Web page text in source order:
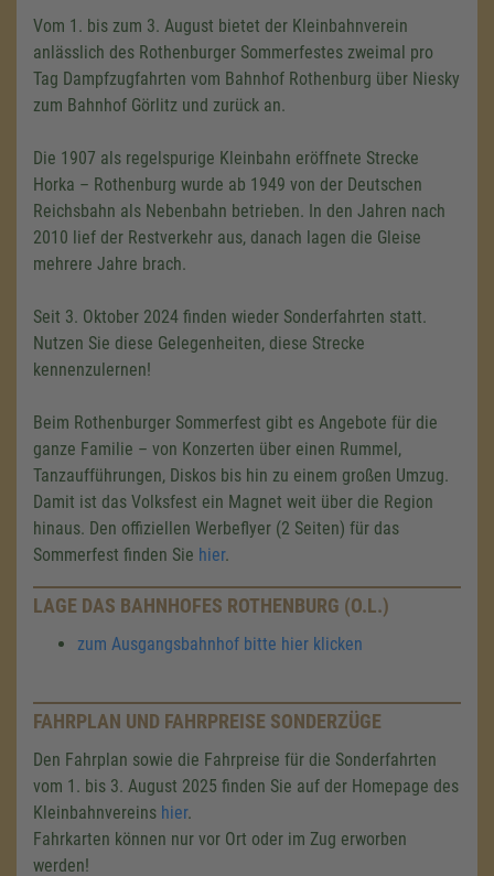
Vom 1. bis zum 3. August bietet der Kleinbahnverein
anlässlich des Rothenburger Sommerfestes zweimal pro
Tag Dampfzugfahrten vom Bahnhof Rothenburg über Niesky
zum Bahnhof Görlitz und zurück an.
Die 1907 als regelspurige Kleinbahn eröffnete Strecke
Horka – Rothenburg wurde ab 1949 von der Deutschen
Reichsbahn als Nebenbahn betrieben. In den Jahren nach
2010 lief der Restverkehr aus, danach lagen die Gleise
mehrere Jahre brach.
Seit 3. Oktober 2024 finden wieder Sonderfahrten statt.
Nutzen Sie diese Gelegenheiten, diese Strecke
kennenzulernen!
Beim Rothenburger Sommerfest gibt es Angebote für die
ganze Familie – von Konzerten über einen Rummel,
Tanzaufführungen, Diskos bis hin zu einem großen Umzug.
Damit ist das Volksfest ein Magnet weit über die Region
hinaus. Den offiziellen Werbeflyer (2 Seiten) für das
Sommerfest finden Sie hier.
LAGE DAS BAHNHOFES ROTHENBURG (O.L.)
zum Ausgangsbahnhof bitte hier klicken
FAHRPLAN UND FAHRPREISE SONDERZÜGE
Den Fahrplan sowie die Fahrpreise für die Sonderfahrten
vom 1. bis 3. August 2025 finden Sie auf der Homepage des
Kleinbahnvereins hier.
Fahrkarten können nur vor Ort oder im Zug erworben
werden!